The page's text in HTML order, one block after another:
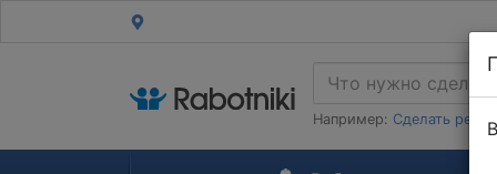
Например: Сделать